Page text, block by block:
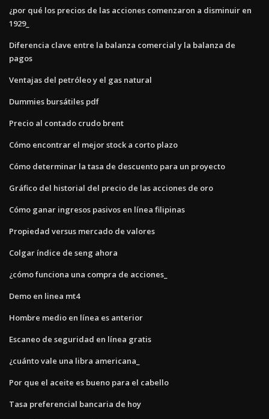
¿por qué los precios de las acciones comenzaron a disminuir en
1929_
Diferencia clave entre la balanza comercial y la balanza de
pagos
Ventajas del petróleo y el gas natural
Dummies bursátiles pdf
Precio al contado crudo brent
Cómo encontrar el mejor stock a corto plazo
Cómo determinar la tasa de descuento para un proyecto
Gráfico del historial del precio de las acciones de oro
Cómo ganar ingresos pasivos en línea filipinas
Propiedad versus mercado de valores
Colgar índice de seng ahora
¿cómo funciona una compra de acciones_
Demo en linea mt4
Hombre medio en línea es anterior
Escaneo de seguridad en línea gratis
¿cuánto vale una libra americana_
Por que el aceite es bueno para el cabello
Tasa preferencial bancaria de hoy